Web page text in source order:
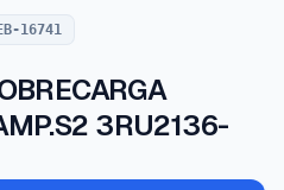
16741
3RU2136-